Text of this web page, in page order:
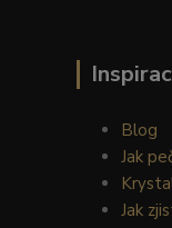
Blog
Jak
Jak